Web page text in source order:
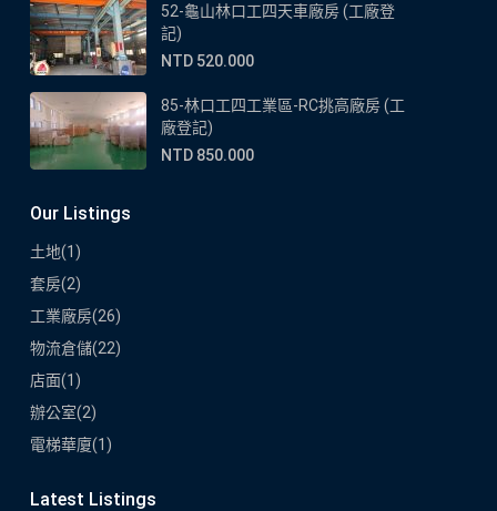
52-龜山林口工四天車廠房 (工廠登
記)
NTD 520.000
85-林口工四工業區-RC挑高廠房 (工
廠登記)
NTD 850.000
Our Listings
土地(1)
套房(2)
工業廠房(26)
物流倉儲(22)
店面(1)
辦公室(2)
電梯華廈(1)
Latest Listings